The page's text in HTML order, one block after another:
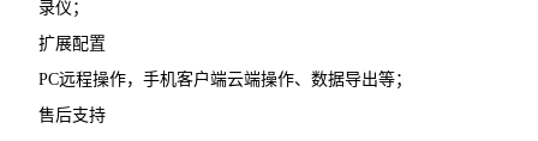
录仪；
扩展配置
PC远程操作，手机客户端云端操作、数据导出等；
售后支持